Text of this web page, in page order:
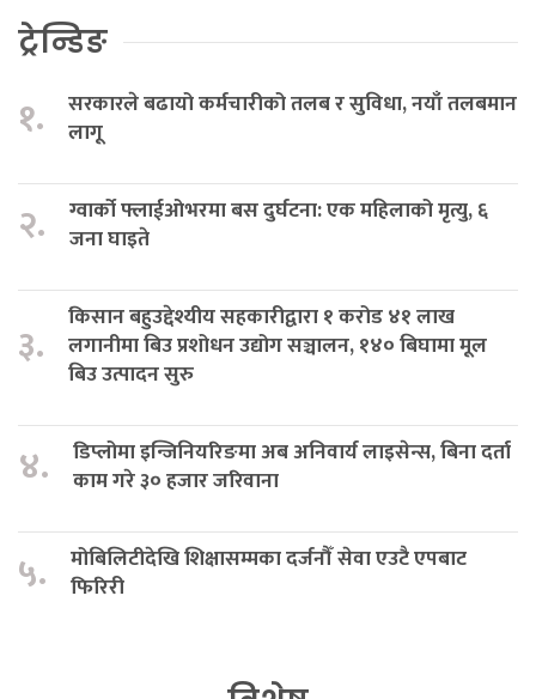
ट्रेन्डिङ
१.
सरकारले बढायो कर्मचारीको तलब र सुविधा, नयाँ तलबमान
लागू
२.
ग्वार्को फ्लाईओभरमा बस दुर्घटना: एक महिलाको मृत्यु, ६
जना घाइते
३.
किसान बहुउद्देश्यीय सहकारीद्वारा १ करोड ४१ लाख
लगानीमा बिउ प्रशोधन उद्योग सञ्चालन, १४० बिघामा मूल
बिउ उत्पादन सुरु
४.
डिप्लोमा इन्जिनियरिङमा अब अनिवार्य लाइसेन्स, बिना दर्ता
काम गरे ३० हजार जरिवाना
५.
मोबिलिटीदेखि शिक्षासम्मका दर्जनौँ सेवा एउटै एपबाट
फिरिरी